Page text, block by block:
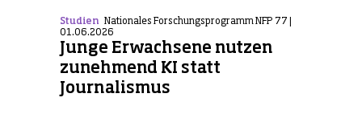
Studien Nationales Forschungsprogramm NFP 77 |
01.06.2026
Junge Erwachsene nutzen
zunehmend KI statt
Journalismus